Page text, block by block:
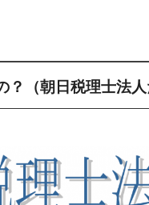
？（朝日税理士法